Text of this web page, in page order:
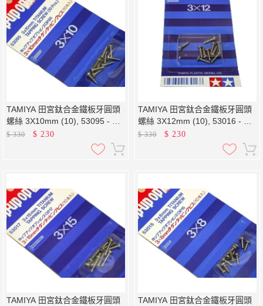
TAMIYA 田宮鈦合金鐵板牙圓頭
螺絲 3X10mm (10), 53095 - 出
清
$330 $ 230
TAMIYA 田宮鈦合金鐵板牙圓頭
螺絲 3X12mm (10), 53016 - 出
清
$330 $ 230
TAMIYA 田宮鈦合金鐵板牙圓頭
TAMIYA 田宮鈦合金鐵板牙圓頭